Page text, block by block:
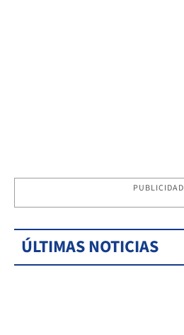
PUBLICIDAD
ÚLTIMAS NOTICIAS